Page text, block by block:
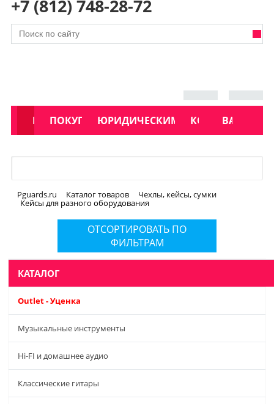
+7 (812) 748-28-72
АКЦИИ
КАТАЛОГ
ПОКУПАТЕЛЯМЮРИДИЧЕСКИМ ЛИЦАМКОНТАКТЫ
УСЛУГИ
Pguards.ru Каталог товаров Чехлы, кейсы, сумки
Кейсы для разного оборудования
ОТСОРТИРОВАТЬ ПО
ФИЛЬТРАМ
КАТАЛОГ
Outlet - Уценка
Музыкальные инструменты
Hi-FI и домашнее аудио
Классические гитары